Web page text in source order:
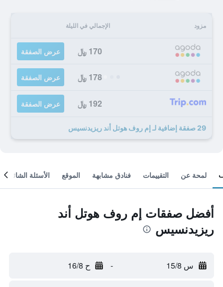
مزود الإجمالي في الليلة
170 ﷼ عرض الصفقة
178 ﷼ عرض الصفقة
192 ﷼ عرض الصفقة
29 صفقة إضافية لـ إم روف هوتل أند ريزيدنسيس
لمحة عن التقييمات فنادق مشابهة الموقع الأسئلة الشائعة
أفضل صفقات إم روف هوتل أند
ريزيدنسيس
س 15/8 - ح 16/8